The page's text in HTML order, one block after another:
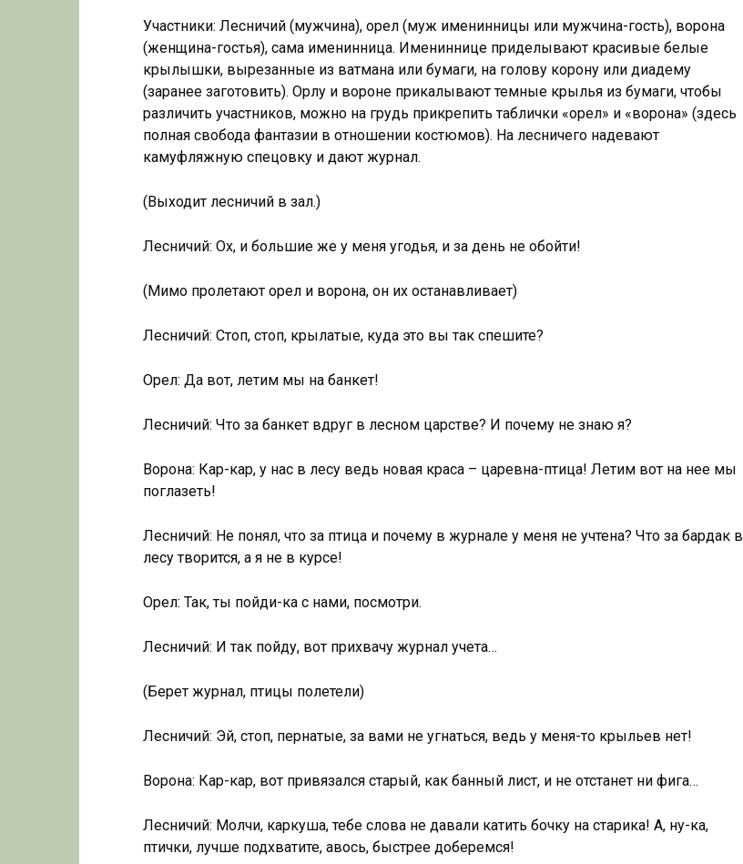
Участники: Лесничий (мужчина), орел (муж именинницы или мужчина-гость), ворона
(женщина-гостья), сама именинница. Имениннице приделывают красивые белые
крылышки, вырезанные из ватмана или бумаги, на голову корону или диадему
(заранее заготовить). Орлу и вороне прикалывают темные крылья из бумаги, чтобы
различить участников, можно на грудь прикрепить таблички «орел» и «ворона» (здесь
полная свобода фантазии в отношении костюмов). На лесничего надевают
камуфляжную спецовку и дают журнал.
(Выходит лесничий в зал.)
Лесничий: Ох, и большие же у меня угодья, и за день не обойти!
(Мимо пролетают орел и ворона, он их останавливает)
Лесничий: Стоп, стоп, крылатые, куда это вы так спешите?
Орел: Да вот, летим мы на банкет!
Лесничий: Что за банкет вдруг в лесном царстве? И почему не знаю я?
Ворона: Кар-кар, у нас в лесу ведь новая краса – царевна-птица! Летим вот на нее мы
поглазеть!
Лесничий: Не понял, что за птица и почему в журнале у меня не учтена? Что за бардак в
лесу творится, а я не в курсе!
Орел: Так, ты пойди-ка с нами, посмотри.
Лесничий: И так пойду, вот прихвачу журнал учета…
(Берет журнал, птицы полетели)
Лесничий: Эй, стоп, пернатые, за вами не угнаться, ведь у меня-то крыльев нет!
Ворона: Кар-кар, вот привязался старый, как банный лист, и не отстанет ни фига…
Лесничий: Молчи, каркуша, тебе слова не давали катить бочку на старика! А, ну-ка,
птички, лучше подхватите, авось, быстрее доберемся!